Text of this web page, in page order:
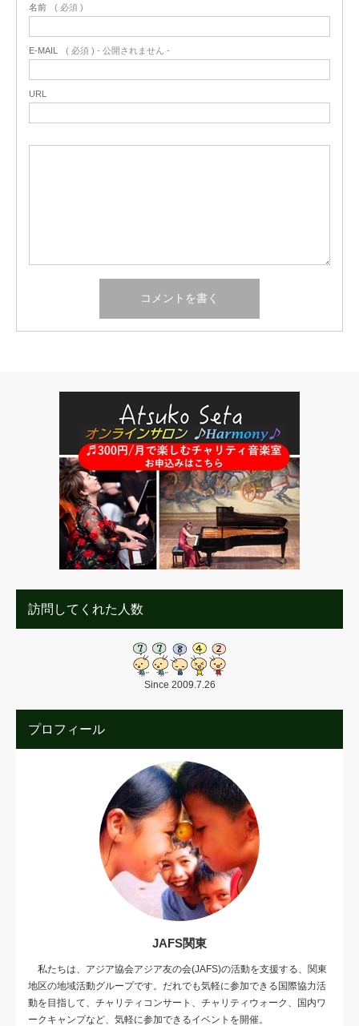
名前 ( 必須 )
E-MAIL ( 必須 ) - 公開されません -
URL
訪問してくれた人数
Since 2009.7.26
プロフィール
JAFS関東
私たちは、アジア協会アジア友の会(JAFS)の活動を支援する、関東
地区の地域活動グループです。だれでも気軽に参加できる国際協力活
動を目指して、チャリティコンサート、チャリティウォーク、国内ワ
ークキャンプなど、気軽に参加できるイベントを開催。